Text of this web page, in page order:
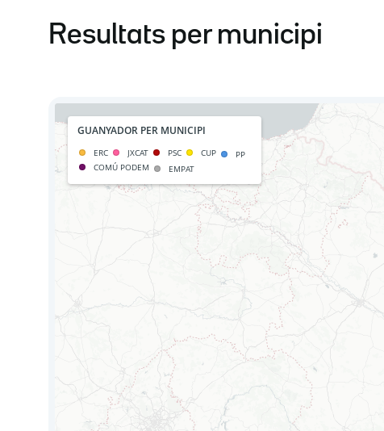
Resultats per municipi